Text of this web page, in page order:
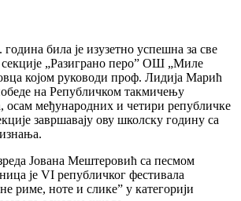
била је изузетно успешна за све
„Разиграно перо” ОШ „Миле
којом руководи проф. Лидија Марић
на Републичком такмичењу
осам међународних и четири републичке
завршавају ову школску годину са
Јована Мештеровић са песмом
је VΙ републичког фестивала
риме, ноте и слике” у категорији